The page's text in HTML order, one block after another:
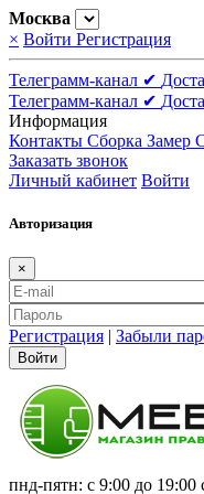
Москва
× Войти Регистрация
Телеграмм-канал ✔
Телеграмм-канал ✔
Информация
Контакты Сборка Замер
Заказать звонок
Личный кабинет Войти
Авторизация
×
Регистрация | Забыли
Войти
пнд-пятн: с 9:00 до 19:00